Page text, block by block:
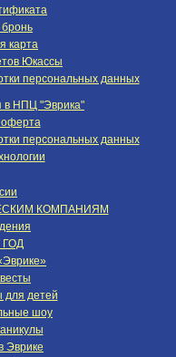
карта
Юкассы
персональных данных
в НПЦ "Эврика"
оферта
персональных данных
КОМПАНИЯМ
для детей
шоу
Эврике